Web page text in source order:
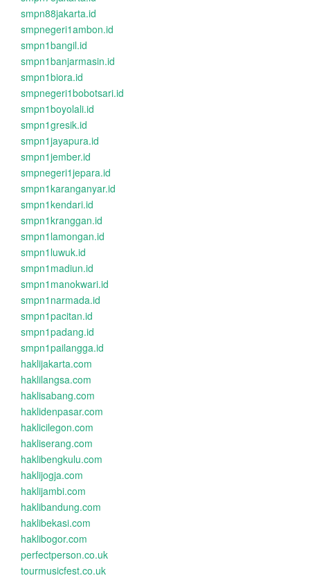
smpn88jakarta.id
smpnegeri1ambon.id
smpn1bangil.id
smpn1banjarmasin.id
smpn1biora.id
smpnegeri1bobotsari.id
smpn1boyolali.id
smpn1gresik.id
smpn1jayapura.id
smpn1jember.id
smpnegeri1jepara.id
smpn1karanganyar.id
smpn1kendari.id
smpn1kranggan.id
smpn1lamongan.id
smpn1luwuk.id
smpn1madiun.id
smpn1manokwari.id
smpn1narmada.id
smpn1pacitan.id
smpn1padang.id
smpn1pailangga.id
haklijakarta.com
haklilangsa.com
haklisabang.com
haklidenpasar.com
haklicilegon.com
hakliserang.com
haklibengkulu.com
haklijogja.com
haklijambi.com
haklibandung.com
haklibekasi.com
haklibogor.com
perfectperson.co.uk
tourmusicfest.co.uk